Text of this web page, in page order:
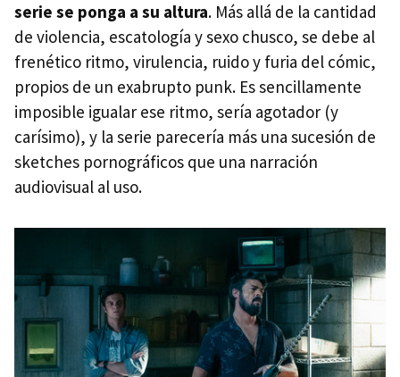
serie se ponga a su altura. Más allá de la cantidad
de violencia, escatología y sexo chusco, se debe al
frenético ritmo, virulencia, ruido y furia del cómic,
propios de un exabrupto punk. Es sencillamente
imposible igualar ese ritmo, sería agotador (y
carísimo), y la serie parecería más una sucesión de
sketches pornográficos que una narración
audiovisual al uso.